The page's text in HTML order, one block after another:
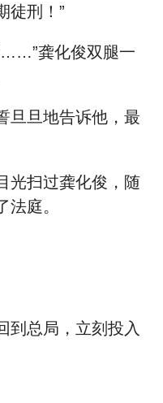
刑！”
龚化俊双腿一
旦旦地告诉他，最
光扫过龚化俊，随
庭。
到总局，立刻投入